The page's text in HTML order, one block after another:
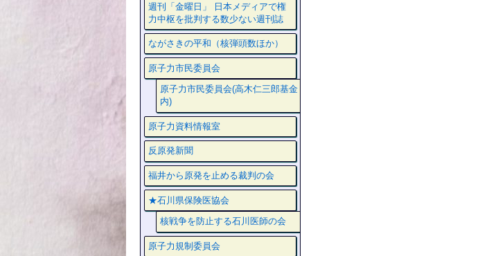
週刊「金曜日」 日本メディアで権
力中枢を批判する数少ない週刊誌
ながさきの平和（核弾頭数ほか）
原子力市民委員会
原子力市民委員会(高木仁三郎基金
内)
原子力資料情報室
反原発新聞
福井から原発を止める裁判の会
★石川県保険医協会
核戦争を防止する石川医師の会
原子力規制委員会